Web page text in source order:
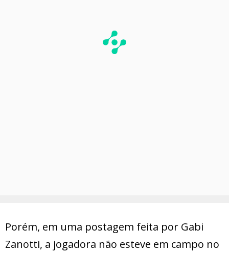
Porém, em uma postagem feita por Gabi
Zanotti, a jogadora não esteve em campo no